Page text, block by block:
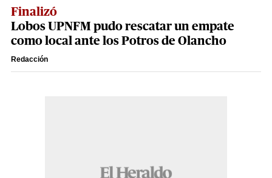
Finalizó
Lobos UPNFM pudo rescatar un empate
como local ante los Potros de Olancho
Redacción